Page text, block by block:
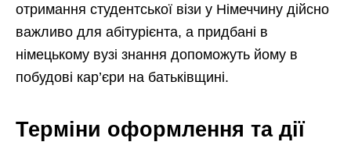
отримання студентської візи у Німеччину дійсно
важливо для абітурієнта, а придбані в
німецькому вузі знання допоможуть йому в
побудові кар’єри на батьківщині.
Терміни оформлення та дії